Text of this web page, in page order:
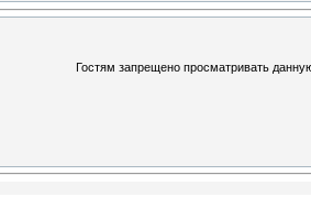
Гостям запрещено просматривать